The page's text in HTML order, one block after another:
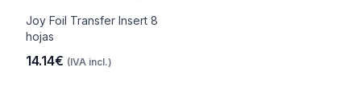
Joy Foil Transfer Insert 8
hojas
14.14€ (IVA incl.)